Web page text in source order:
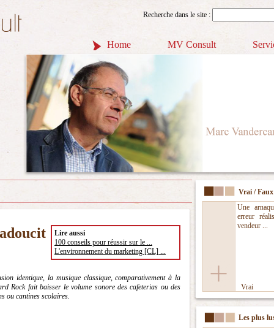
Recherche dans le site :
Home MV Consult
Vrai / Faux
Une
erreur
vendeur ...
Vrai
Les plus
Lire aussi
100 conseils pour réussir sur le ...
L'environnement du marketing [CL] ...
identique, la musique classique, comparativement à la
Rock fait baisser le volume sonore des cafeterias ou des
ou cantines scolaires.